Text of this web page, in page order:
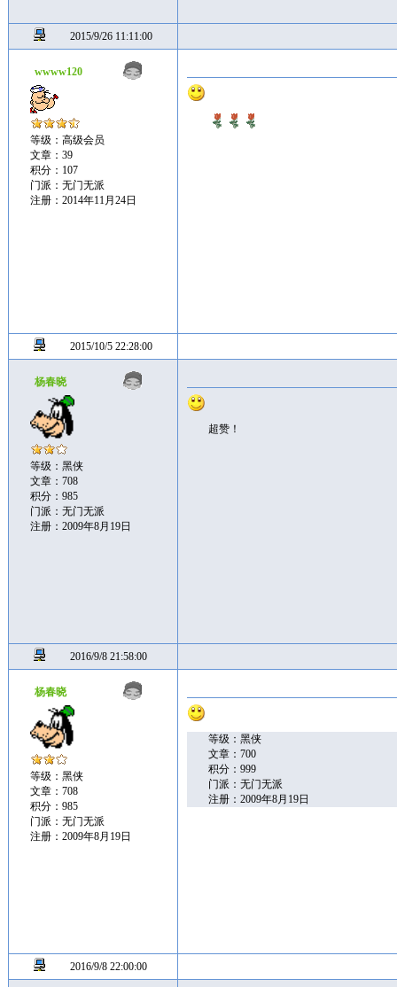
2015/9/26 11:11:00
wwww120
等级：高级会员
文章：39
积分：107
门派：无门无派
注册：2014年11月24日
2015/10/5 22:28:00
杨春晓
等级：黑侠
文章：708
积分：985
门派：无门无派
注册：2009年8月19日
超赞！
2016/9/8 21:58:00
杨春晓
等级：黑侠
文章：708
积分：985
门派：无门无派
注册：2009年8月19日
等级：黑侠
文章：700
积分：999
门派：无门无派
注册：2009年8月19日
2016/9/8 22:00:00